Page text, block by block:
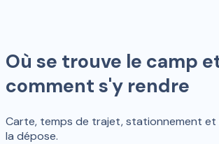
Où se trouve le camp
comment s'y rendre
Carte, temps de trajet, stationnement et
la dépose.